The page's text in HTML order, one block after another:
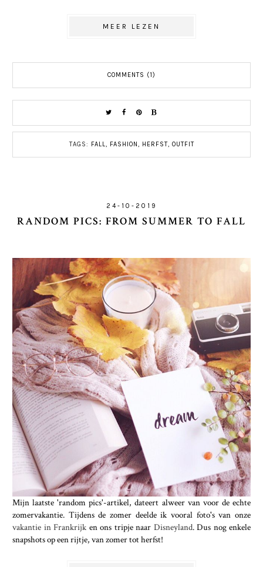
MEER LEZEN
COMMENTS (1)
TAGS: FALL, FASHION , HERFST, OUTFIT
24-10-2019
RANDOM PICS: FROM SUMMER TO FALL
Mijn laatste 'random pics'-artikel, dateert alweer van voor de echte
zomervakantie. Tijdens de zomer deelde ik vooral foto's van onze
vakantie in Frankrijk en ons tripje naar Disneyland. Dus nog enkele
snapshots op een rijtje, van zomer tot herfst!